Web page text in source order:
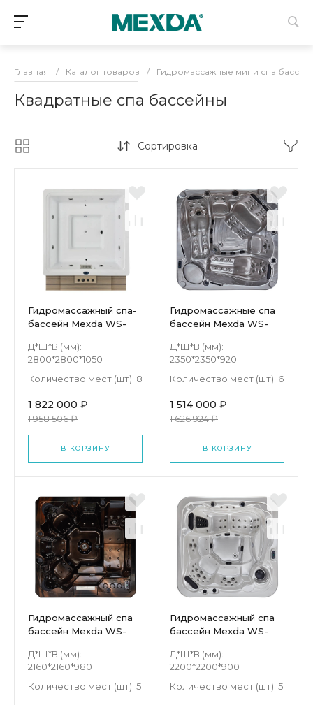
Главная / Каталог товаров / Гидромассажные мини спа
Квадратные спа бассейны
Сортировка
Гидромассажный спа-
бассейн Mexda WS-
Д*Ш*В (мм):
2800*2800*1050
Количество мест (шт): 8
1 822 000 ₽
1 958 506 ₽
В КОРЗИНУ
Гидромассажные спа
бассейн Mexda WS-
Д*Ш*В (мм):
2350*2350*920
Количество мест (шт): 6
1 514 000 ₽
1 626 924 ₽
В КОРЗИНУ
Гидромассажный спа
бассейн Mexda WS-
Д*Ш*В (мм):
2160*2160*980
Количество мест (шт): 5
Гидромассажный спа
бассейн Mexda WS-
Д*Ш*В (мм):
2200*2200*900
Количество мест (шт): 5